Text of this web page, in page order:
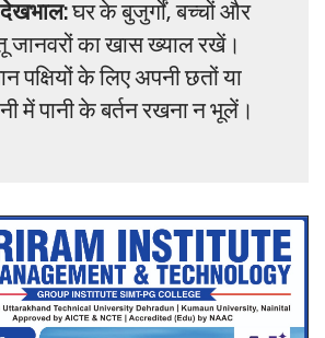
घर के बुजुर्गों, बच्चों और
जानवरों का खास ख्याल रखें।
पक्षियों के लिए अपनी छतों या
में पानी के बर्तन रखना न भूलें।